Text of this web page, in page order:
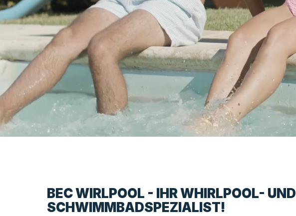
BEC WIRLPOOL - IHR WHIRLPOOL- UND
SCHWIMMBADSPEZIALIST!